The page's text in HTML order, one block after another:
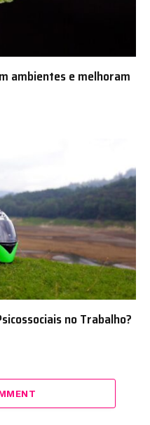
ambientes e melhoram
no Trabalho?